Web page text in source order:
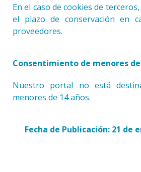
En el caso de cookies de
el plazo de conservación en
proveedores.
Consentimiento de menores de
Nuestro portal no está
menores de 14 años.
Fecha de Publicación: 21 de